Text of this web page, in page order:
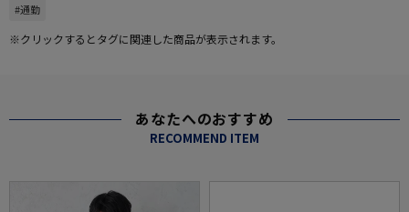
#通勤
※クリックするとタグに関連した商品が表示されます。
あなたへのおすすめ
RECOMMEND ITEM